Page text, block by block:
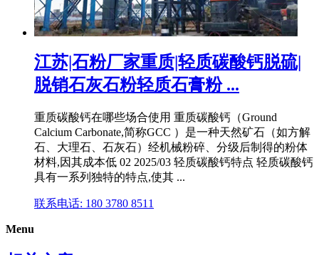
江苏|石粉厂家重质|轻质碳酸钙脱硫|
脱销石灰石粉轻质石膏粉 ...
重质碳酸钙在哪些场合使用 重质碳酸钙（Ground
Calcium Carbonate,简称GCC ）是一种天然矿石（如方解
石、大理石、石灰石）经机械粉碎、分级后制得的粉体
材料,因其成本低 02 2025/03 轻质碳酸钙特点 轻质碳酸钙
具有一系列独特的特点,使其 ...
联系电话: 180 3780 8511
Menu